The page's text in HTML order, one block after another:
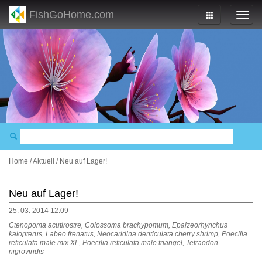
FishGoHome.com
Home /Aktuell / Neu auf Lager!
Neu auf Lager!
25. 03. 2014 12:09
Ctenopoma acutirostre, Colossoma brachypomum, Epalzeorhynchus
kalopterus, Labeo frenatus, Neocaridina denticulata cherry shrimp, Poecilia
reticulata male mix XL, Poecilia reticulata male triangel, Tetraodon
nigroviridis